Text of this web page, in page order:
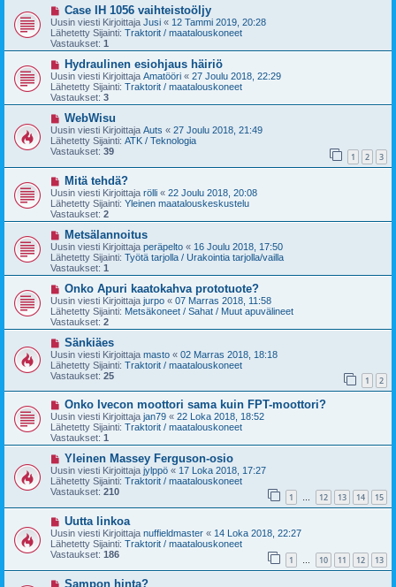
e
s
t
U
u
s
i
v
e
s
t
i
Case IH 1056 vaihteistoöljy
Uusin viesti Kirjoittaja Jusi « 12 Tammi 2019, 20:28
Lähetetty Sijainti: Traktorit / maatalouskoneet
Vastaukset: 1
U
u
s
i
v
s
t
i
Hydraulinen esiohjaus häiriö
Uusin viesti Kirjoittaja Amatööri « 27 Joulu 2018, 22:29
Lähetetty Sijainti: Traktorit / maatalouskoneet
Vastaukset: 3
U
u
s
i
v
i
e
s
t
i
WebWisu
Uusin viesti Kirjoittaja Auts « 27 Joulu 2018, 21:49
Lähetetty Sijainti: ATK / Teknologia
Vastaukset: 39 1 2 3
U
u
s
i
v
e
s
t
i
Mitä tehdä?
Uusin viesti Kirjoittaja rölli « 22 Joulu 2018, 20:08
Lähetetty Sijainti: Yleinen maatalouskeskustelu
Vastaukset: 2
U
u
s
i
v
s
t
i
Metsälannoitus
Uusin viesti Kirjoittaja peräpelto « 16 Joulu 2018, 17:50
Lähetetty Sijainti: Työtä tarjolla / Urakointia tarjolla/vailla
Vastaukset: 1
U
u
s
i
v
e
s
t
i
Onko Apuri kaatokahva prototuote?
Uusin viesti Kirjoittaja jurpo « 07 Marras 2018, 11:58
Lähetetty Sijainti: Metsäkoneet / Sahat / Muut apuvälineet
Vastaukset: 2
U
u
s
i
v
i
e
s
t
i
Sänkiäes
Uusin viesti Kirjoittaja masto « 02 Marras 2018, 18:18
Lähetetty Sijainti: Traktorit / maatalouskoneet
Vastaukset: 25 1 2
U
u
s
i
v
s
t
i
Onko Ivecon moottori sama kuin FPT-moottori?
Uusin viesti Kirjoittaja jan79 « 22 Loka 2018, 18:52
Lähetetty Sijainti: Traktorit / maatalouskoneet
Vastaukset: 1
U
u
s
i
i
s
t
i
Yleinen Massey Ferguson-osio
Uusin viesti Kirjoittaja jylppö « 17 Loka 2018, 17:27
Lähetetty Sijainti: Traktorit / maatalouskoneet
Vastaukset: 210 1 … 12 13 14 15
U
u
s
i
v
i
e
Uutta linkoa
Uusin viesti Kirjoittaja nuffieldmaster « 14 Loka 2018, 22:27
Lähetetty Sijainti: Traktorit / maatalouskoneet
Vastaukset: 186 1 … 10 11 12 13
USampon hinta?